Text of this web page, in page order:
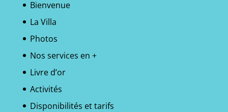
Bienvenue
La Villa
Photos
Nos services en +
Livre d’or
Activités
Disponibilités et tarifs